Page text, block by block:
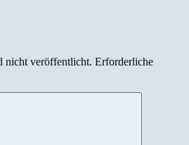
nicht veröffentlicht. Erforderliche